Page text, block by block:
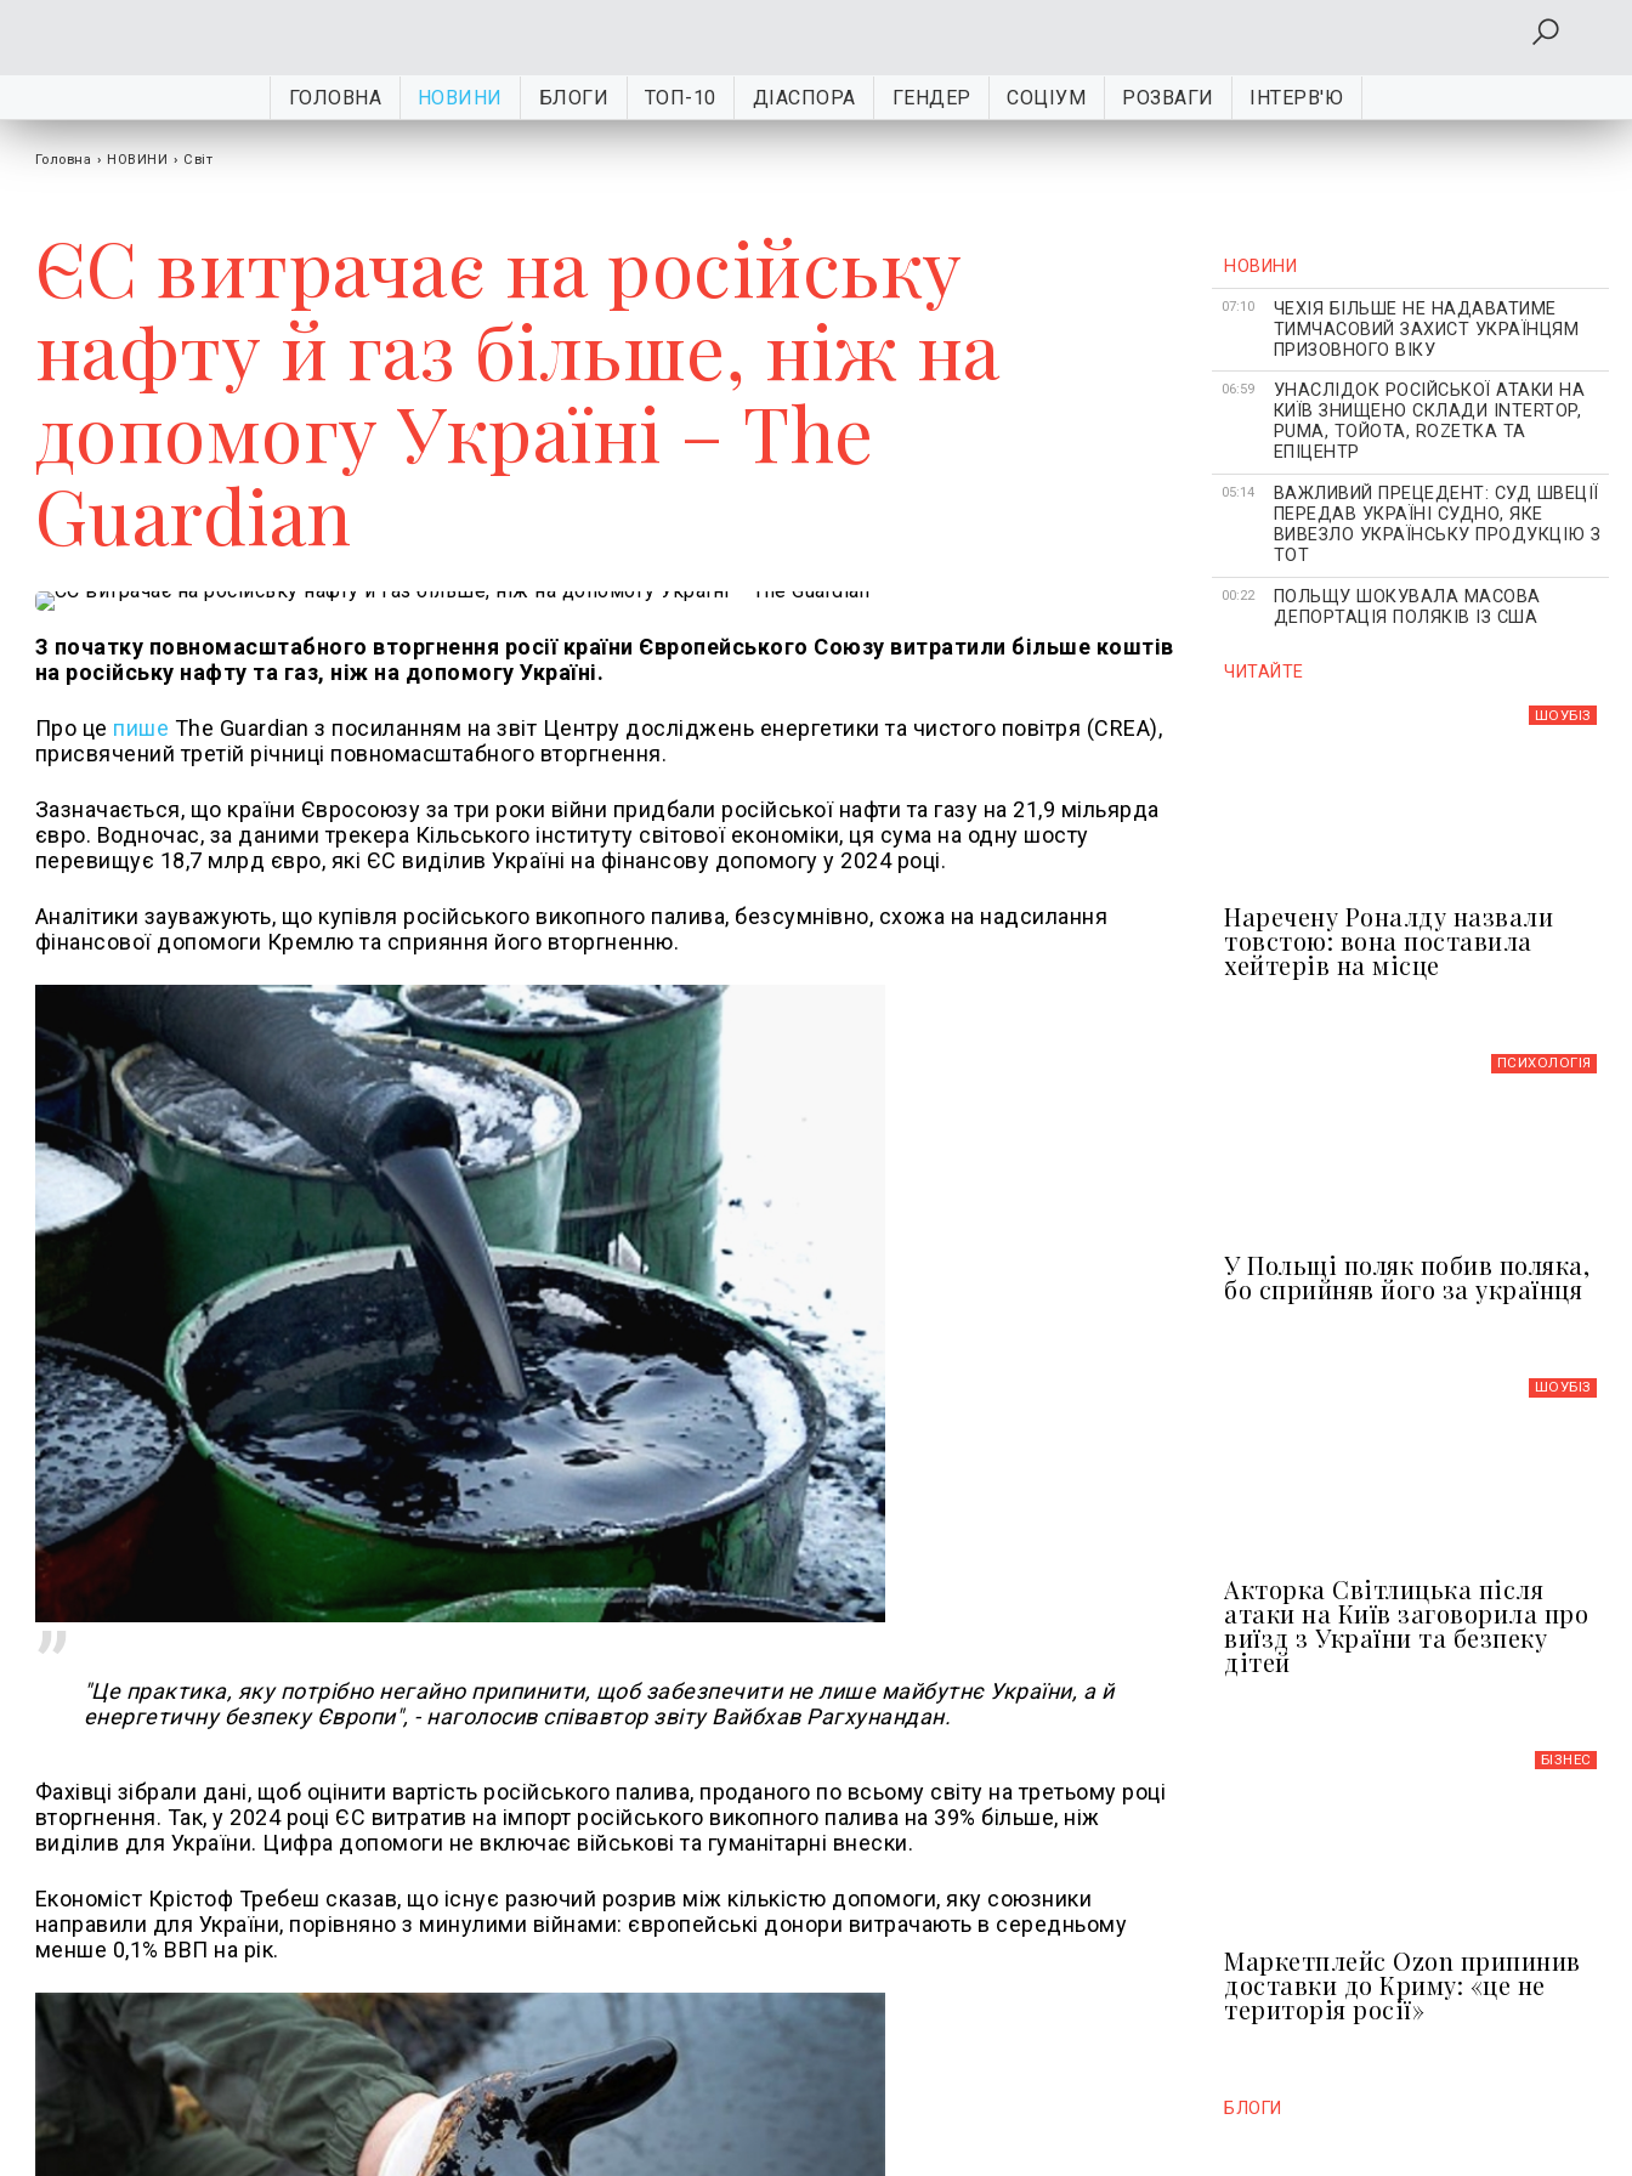
ГОЛОВНА НОВИНИ БЛОГИ ТОП-10 ДІАСПОРА ГЕНДЕР СОЦІУМ РОЗВАГИ ІНТЕРВ'Ю
Головна › НОВИНИ › Світ
ЄС витрачає на російську
нафту й газ більше, ніж на
допомогу Україні – The
Guardian
З початку повномасштабного вторгнення росії країни Європейського Союзу витратили більше коштів
на російську нафту та газ, ніж на допомогу Україні.
Про це пише The Guardian з посиланням на звіт Центру досліджень енергетики та чистого повітря (CREA),
присвячений третій річниці повномасштабного вторгнення.
Зазначається, що країни Євросоюзу за три роки війни придбали російської нафти та газу на 21,9 мільярда
євро. Водночас, за даними трекера Кільського інституту світової економіки, ця сума на одну шосту
перевищує 18,7 млрд євро, які ЄС виділив Україні на фінансову допомогу у 2024 році.
Аналітики зауважують, що купівля російського викопного палива, безсумнівно, схожа на надсилання
фінансової допомоги Кремлю та сприяння його вторгненню.
"Це практика, яку потрібно негайно припинити, щоб забезпечити не лише майбутнє України, а й
енергетичну безпеку Європи", - наголосив співавтор звіту Вайбхав Рагхунандан.
Фахівці зібрали дані, щоб оцінити вартість російського палива, проданого по всьому світу на третьому році
вторгнення. Так, у 2024 році ЄС витратив на імпорт російського викопного палива на 39% більше, ніж
виділив для України. Цифра допомоги не включає військові та гуманітарні внески.
Економіст Крістоф Требеш сказав, що існує разючий розрив між кількістю допомоги, яку союзники
направили для України, порівняно з минулими війнами: європейські донори витрачають в середньому
менше 0,1% ВВП на рік.
НОВИНИ
07:10
ЧЕХІЯ БІЛЬШЕ НЕ НАДАВАТИМЕ
ТИМЧАСОВИЙ ЗАХИСТ УКРАЇНЦЯМ
ПРИЗОВНОГО ВІКУ
06:59
УНАСЛІДОК РОСІЙСЬКОЇ АТАКИ НА
КИЇВ ЗНИЩЕНО СКЛАДИ INTERTOP,
PUMA, ТОЙОТА, ROZETKA ТА
ЕПІЦЕНТР
05:14
ВАЖЛИВИЙ ПРЕЦЕДЕНТ: СУД ШВЕЦІЇ
ПЕРЕДАВ УКРАЇНІ СУДНО, ЯКЕ
ВИВЕЗЛО УКРАЇНСЬКУ ПРОДУКЦІЮ З
ТОТ
00:22
ПОЛЬЩУ ШОКУВАЛА МАСОВА
ДЕПОРТАЦІЯ ПОЛЯКІВ ІЗ США
ЧИТАЙТЕ
ШОУБIЗ
Наречену Роналду назвали
товстою: вона поставила
хейтерів на місце
ПСИХОЛОГІЯ
У Польщі поляк побив поляка,
бо сприйняв його за українця
ШОУБIЗ
Акторка Світлицька після
атаки на Київ заговорила про
виїзд з України та безпеку
дітей
БІЗНЕС
Маркетплейс Ozon припинив
доставки до Криму: «це не
територія росії»
БЛОГИ